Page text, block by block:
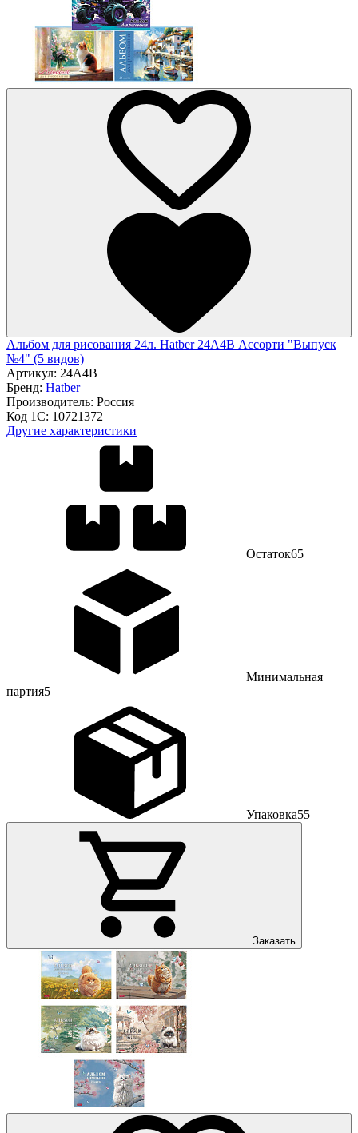
Альбом для рисования 24л. Hatber 24А4В Ассорти "Выпуск
№4" (5 видов)
Артикул: 24А4В
Бренд: Hatber
Производитель: Россия
Код 1С: 10721372
Другие характеристики
Остаток65
Минимальная
партия5
Упаковка55
Заказать